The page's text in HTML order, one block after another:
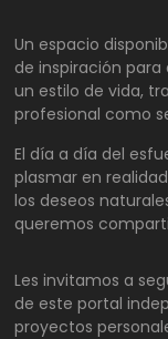
Un espacio
de inspiración
un estilo de vida,
profesional como
El día a día del
plasmar en
los deseos
queremos
Les invitamos a
de este portal
proyectos